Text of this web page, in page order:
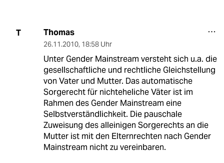
T Thomas
26.11.2010, 18:58 Uhr
Unter Gender Mainstream versteht sich u.a. die
gesellschaftliche und rechtliche Gleichstellung
von Vater und Mutter. Das automatische
Sorgerecht für nichteheliche Väter ist im
Rahmen des Gender Mainstream eine
Selbstverständlichkeit. Die pauschale
Zuweisung des alleinigen Sorgerechts an die
Mutter ist mit den Elternrechten nach Gender
Mainstream nicht zu vereinbaren.